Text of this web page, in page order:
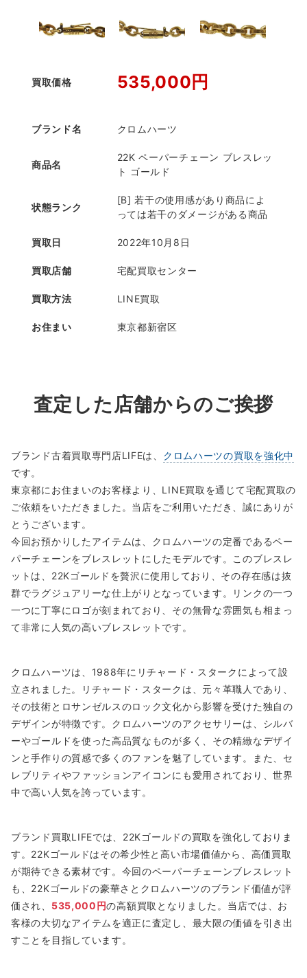
買取価格 535,000円
ブランド名 クロムハーツ
商品名
22K ペーパーチェーン ブレスレッ
ト ゴールド
状態ランク
[B] 若干の使用感があり商品によ
っては若干のダメージがある商品
買取日 2022年10月8日
買取店舗 宅配買取センター
買取方法 LINE買取
お住まい 東京都新宿区
査定した店舗からのご挨拶
ブランド古着買取専門店LIFEは、 クロムハーツの買取を強化中
です。
東京都にお住まいのお客様より、LINE買取を通じて宅配買取の
ご依頼をいただきました。当店をご利用いただき、誠にありが
とうございます。
今回お預かりしたアイテムは、クロムハーツの定番であるペー
パーチェーンをブレスレットにしたモデルです。このブレスレ
ットは、22Kゴールドを贅沢に使用しており、その存在感は抜
群でラグジュアリーな仕上がりとなっています。リンクの一つ
一つに丁寧にロゴが刻まれており、その無骨な雰囲気も相まっ
て非常に人気の高いブレスレットです。
クロムハーツは、1988年にリチャード・スタークによって設
立されました。リチャード・スタークは、元々革職人であり、
その技術とロサンゼルスのロック文化から影響を受けた独自の
デザインが特徴です。クロムハーツのアクセサリーは、シルバ
ーやゴールドを使った高品質なものが多く、その精緻なデザイ
ンと手作りの質感で多くのファンを魅了しています。また、セ
レブリティやファッションアイコンにも愛用されており、世界
中で高い人気を誇っています。
ブランド買取LIFEでは、22Kゴールドの買取を強化しておりま
す。22Kゴールドはその希少性と高い市場価値から、高価買取
が期待できる素材です。今回のペーパーチェーンブレスレット
も、22Kゴールドの豪華さとクロムハーツのブランド価値が評
価され、 535,000円の高額買取となりました。当店では、お
客様の大切なアイテムを適正に査定し、最大限の価値を引き出
すことを目指しています。